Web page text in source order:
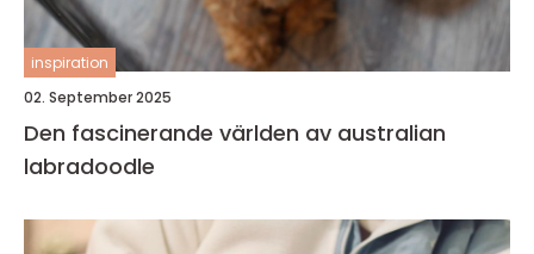
inspiration
02. September 2025
Den fascinerande världen av australian
labradoodle